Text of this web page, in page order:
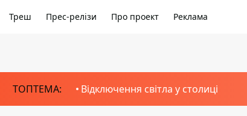
Треш Прес-релізи Про проект Реклама
ТОПТЕМА: Відключення світла у столиці